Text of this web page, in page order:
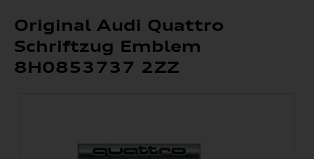
Original Audi Quattro
Schriftzug Emblem
8H0853737 2ZZ